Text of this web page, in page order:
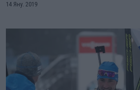
14 Яну. 2019